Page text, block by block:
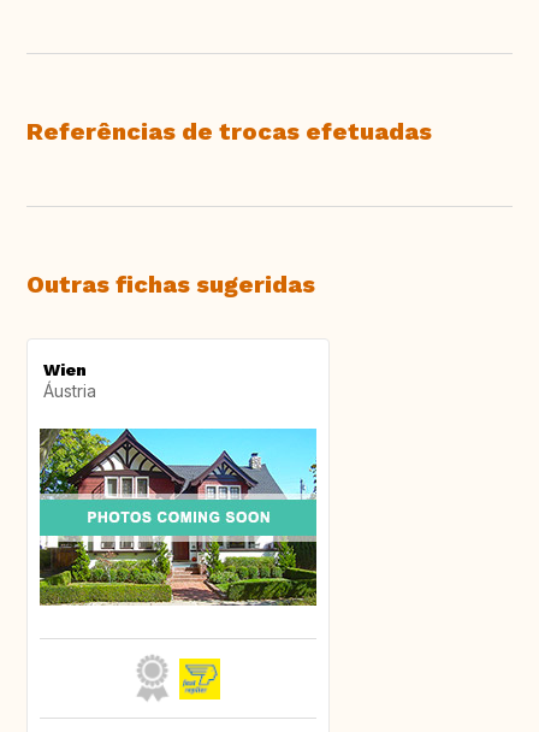
Referências de trocas efetuadas
Outras fichas sugeridas
Wien
Áustria